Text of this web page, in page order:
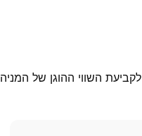
השווי ההוגן של המניה